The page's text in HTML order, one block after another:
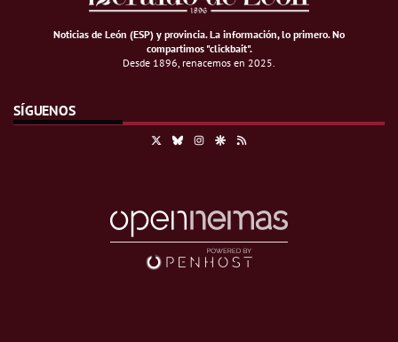
Noticias de León (ESP) y provincia. La información, lo primero.No
compartimos "clickbait".
Desde 1896, renacemos en 2025.
SÍGUENOS
BlueskyInstagramGoogle Discover